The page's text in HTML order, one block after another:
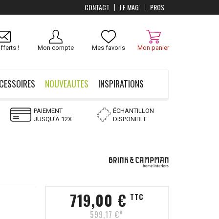
Mon panier
Mes favoris
Mon compte
!
NOUVEAUTES INSPIRATIONS
PAIEMENT
JUSQU'À 12X
ÉCHANTILLON
DISPONIBLE
719,00 € TTC
599,17 € HT
PROS
LE MAG'
CONTACT
OFFERTSdès 100 €